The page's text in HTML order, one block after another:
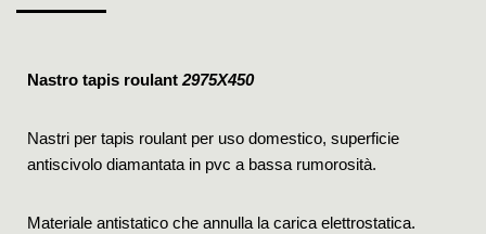
Nastro tapis roulant 2975X450
Nastri per tapis roulant per uso domestico, superficie
antiscivolo diamantata in pvc a bassa rumorosità.
Materiale antistatico che annulla la carica elettrostatica.